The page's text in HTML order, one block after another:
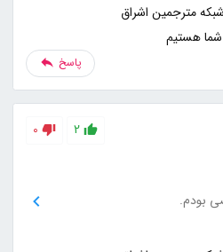
هستیم
پاسخ
2
0
بودم.